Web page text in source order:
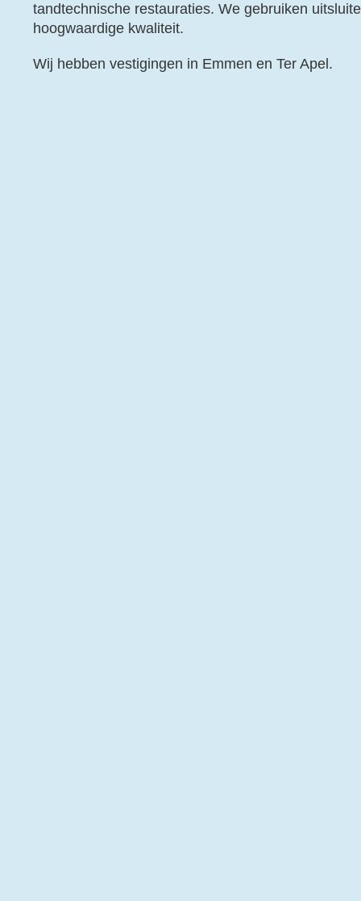
tandtechnische restauraties. We gebruiken
hoogwaardige kwaliteit.
Wij hebben vestigingen in Emmen en Ter Apel.